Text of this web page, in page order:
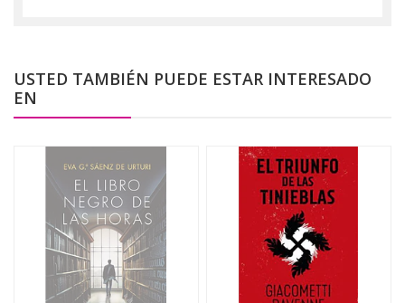
USTED TAMBIÉN PUEDE ESTAR INTERESADO
EN